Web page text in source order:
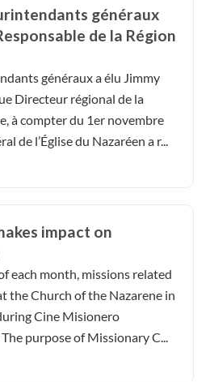
généraux
de la Région
généraux a élu Jimmy
Directeur régional de la
à compter du 1er novembre
de l’Église du Nazaréen a r...
impact on
each month, missions related
the Church of the Nazarene in
Cine Misionero
purpose of Missionary C...